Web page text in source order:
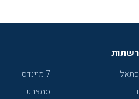
רשתות
פתאל
דן
7 מיינדס
סמארט